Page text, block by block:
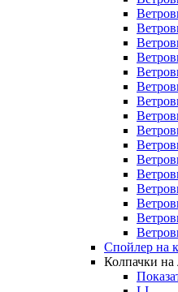
Спойлер на
Колпачки на